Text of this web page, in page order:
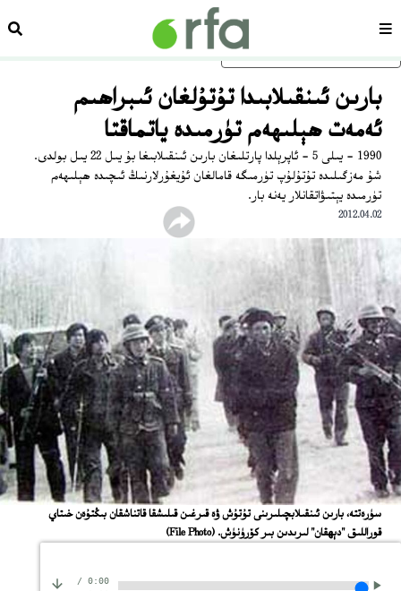
ئاساسلىق مەزمۇنغا ئاتلاڭسەھىپە
بارىن ئىنقىلابىدا تۇتۇلغان ئىبراھىم
ئەمەت ھېلىھەم تۈرمىدە ياتماقتا
1990 - يىلى 5 - ئاپرېلدا پارتلىغان بارىن ئىنقىلابىغا بۇ يىل 22 يىل بولدى.
شۇ مەزگىلىدە تۇتۇلۇپ تۈرمىگە قامالغان ئۇيغۇرلارنىڭ ئىچىدە ھېلىھەم
تۈرمىدە يېتىۋاتقانلار يەنە بار.
2012.04.02
ﺳﯜﺭﻩﺗﺘﻪ، ﺑﺎﺭﯨﻦ ﺋﯩﻨﻘﯩﻼﺑﭽﯩﻠﯩﺮﯨﻨﻰ ﺗﯘﺗﯘﺵ ﯞﻩ ﻗﯩﺮﻏﯩﻦ ﻗﯩﻠﯩﺸﻘﺎ ﻗﺎﺗﻨﺎﺷﻘﺎﻥ ﺑﯩﯖﺘﯘﻩﻥ ﺧﯩﺘﺎﻱ
ﻗﻮﺭﺍﻟﻠﯩﻖ "ﺩﯦﻬﻘﺎﻥ" ﻟﯩﺮﯨﺪﯨﻦ ﺑﯩﺮ ﻛﯚﺭﯛﻧﯜﺵ.(File Photo)
0:00
/